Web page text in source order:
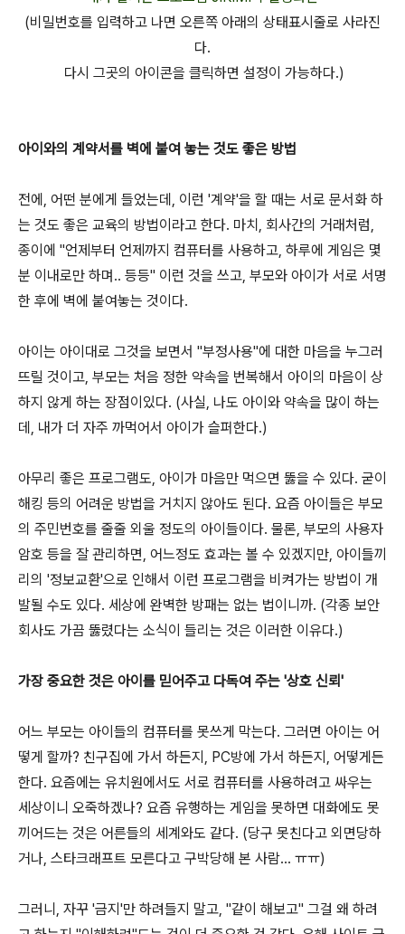
(비밀번호를 입력하고 나면 오른쪽 아래의 상태표시줄로 사라진
다.
다시 그곳의 아이콘을 클릭하면 설정이 가능하다.)
아이와의 계약서를 벽에 붙여 놓는 것도 좋은 방법
전에, 어떤 분에게 들었는데, 이런 '계약'을 할 때는 서로 문서화 하
는 것도 좋은 교육의 방법이라고 한다. 마치, 회사간의 거래처럼,
종이에 "언제부터 언제까지 컴퓨터를 사용하고, 하루에 게임은 몇
분 이내로만 하며.. 등등" 이런 것을 쓰고, 부모와 아이가 서로 서명
한 후에 벽에 붙여놓는 것이다.
아이는 아이대로 그것을 보면서 "부정사용"에 대한 마음을 누그러
뜨릴 것이고, 부모는 처음 정한 약속을 번복해서 아이의 마음이 상
하지 않게 하는 장점이있다. (사실, 나도 아이와 약속을 많이 하는
데, 내가 더 자주 까먹어서 아이가 슬퍼한다.)
아무리 좋은 프로그램도, 아이가 마음만 먹으면 뚫을 수 있다. 굳이
해킹 등의 어려운 방법을 거치지 않아도 된다. 요즘 아이들은 부모
의 주민번호를 줄줄 외울 정도의 아이들이다. 물론, 부모의 사용자
암호 등을 잘 관리하면, 어느정도 효과는 볼 수 있겠지만, 아이들끼
리의 '정보교환'으로 인해서 이런 프로그램을 비켜가는 방법이 개
발될 수도 있다. 세상에 완벽한 방패는 없는 법이니까. (각종 보안
회사도 가끔 뚫렸다는 소식이 들리는 것은 이러한 이유다.)
가장 중요한 것은 아이를 믿어주고 다독여 주는 '상호 신뢰'
어느 부모는 아이들의 컴퓨터를 못쓰게 막는다. 그러면 아이는 어
떻게 할까? 친구집에 가서 하든지, PC방에 가서 하든지, 어떻게든
한다. 요즘에는 유치원에서도 서로 컴퓨터를 사용하려고 싸우는
세상이니 오죽하겠나? 요즘 유행하는 게임을 못하면 대화에도 못
끼어드는 것은 어른들의 세계와도 같다. (당구 못친다고 외면당하
거나, 스타크래프트 모른다고 구박당해 본 사람... ㅠㅠ)
그러니, 자꾸 '금지'만 하려들지 말고, "같이 해보고" 그걸 왜 하려